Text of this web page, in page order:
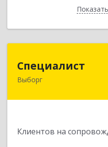
Специалист
Выборг
Клиентов на
188800,